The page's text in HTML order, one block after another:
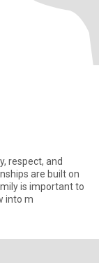
respect, and
are built on
into m